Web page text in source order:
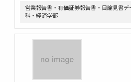
営業報告書・有価証券報告書・目論見書
科・経済学部